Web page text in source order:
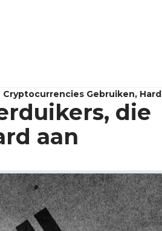
Gebruiken, Hard
die
aan